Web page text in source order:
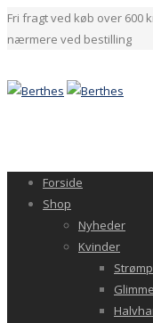
Fri fragt ved køb over 600
nærmere ved bestilling
Forside
Shop
Nyheder
Kvinder